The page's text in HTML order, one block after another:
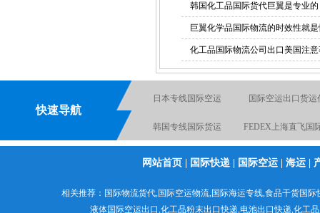
韩国化工品国际货代巨翼是专业的
巨翼化学品国际物流的时效性就
化工品国际物流公司出口美国注
快速导航
液体国际货运出口 韩国专线国际货
国际海运专线 电池国际快递出
国际物流空运到英国德国 化工品国际快
递出口
网站首页 国际快递 国际空运 海运
相关推荐： 国际物流货代,国际空运物流,国际海运专线,食品干货国际
液体国际空运出口,化工品粉末出口快递,电池出口快递,化工